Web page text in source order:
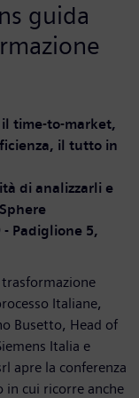
guida
time-to-market,
il tutto in
di analizzarli e
- Padiglione 5,
Italiane,
Busetto, Head of
Italia e
apre la conferenza
in cui ricorre anche